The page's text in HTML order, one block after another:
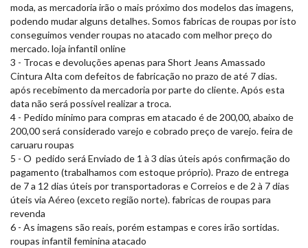
moda, as mercadoria irão o mais próximo dos modelos das imagens,
podendo mudar alguns detalhes. Somos fabricas de roupas por isto
conseguimos vender roupas no atacado com melhor preço do
mercado. loja infantil online
3 - Trocas e devoluções apenas para Short Jeans Amassado
Cintura Alta com defeitos de fabricação no prazo de até 7 dias.
após recebimento da mercadoria por parte do cliente. Após esta
data não será possível realizar a troca.
4 - Pedido mínimo para compras em atacado é de 200,00, abaixo de
200,00 será considerado varejo e cobrado preço de varejo. feira de
caruaru roupas
5 - O pedido será Enviado de 1 à 3 dias úteis após confirmação do
pagamento (trabalhamos com estoque próprio). Prazo de entrega
de 7 a 12 dias úteis por transportadoras e Correios e de 2 à 7 dias
úteis via Aéreo (exceto região norte). fabricas de roupas para
revenda
6 - As imagens são reais, porém estampas e cores irão sortidas.
roupas infantil feminina atacado